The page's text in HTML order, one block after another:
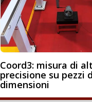
Coord3: misura di
precisione su pezzi
dimensioni